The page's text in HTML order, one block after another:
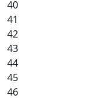
40
41
42
43
44
45
46